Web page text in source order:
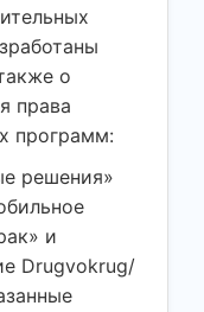
о
права
программ:
решения»
и
Drugvokrug/